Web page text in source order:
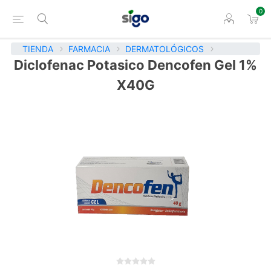
0
TIENDA FARMACIA DERMATOLÓGICOS
Diclofenac Potasico Dencofen Gel 1%
X40G